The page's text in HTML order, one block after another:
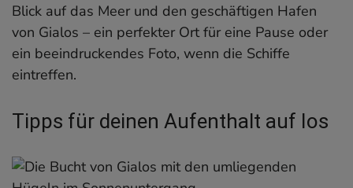
Blick auf das Meer und den geschäftigen Hafen
von Gialos – ein perfekter Ort für eine Pause oder
ein beeindruckendes Foto, wenn die Schiffe
eintreffen.
Tipps für deinen Aufenthalt auf Ios